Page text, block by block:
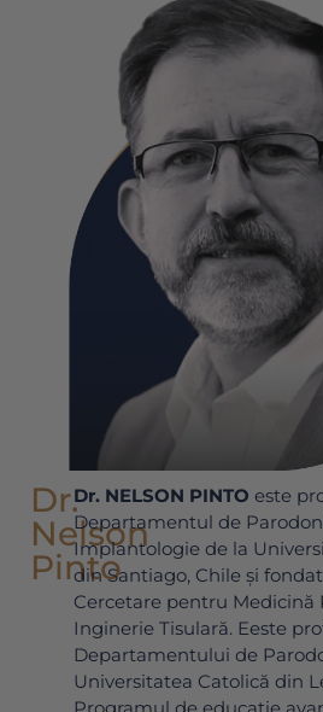
Dr.
Nelson
Pinto
Dr. NELSON PINTO este
Departamentul de
Implantologie de la
din Santiago, Chile și
Cercetare pentru Medicină
Inginerie Tisulară. Eeste
Departamentului de
Universitatea Catolică din
Programul de educație